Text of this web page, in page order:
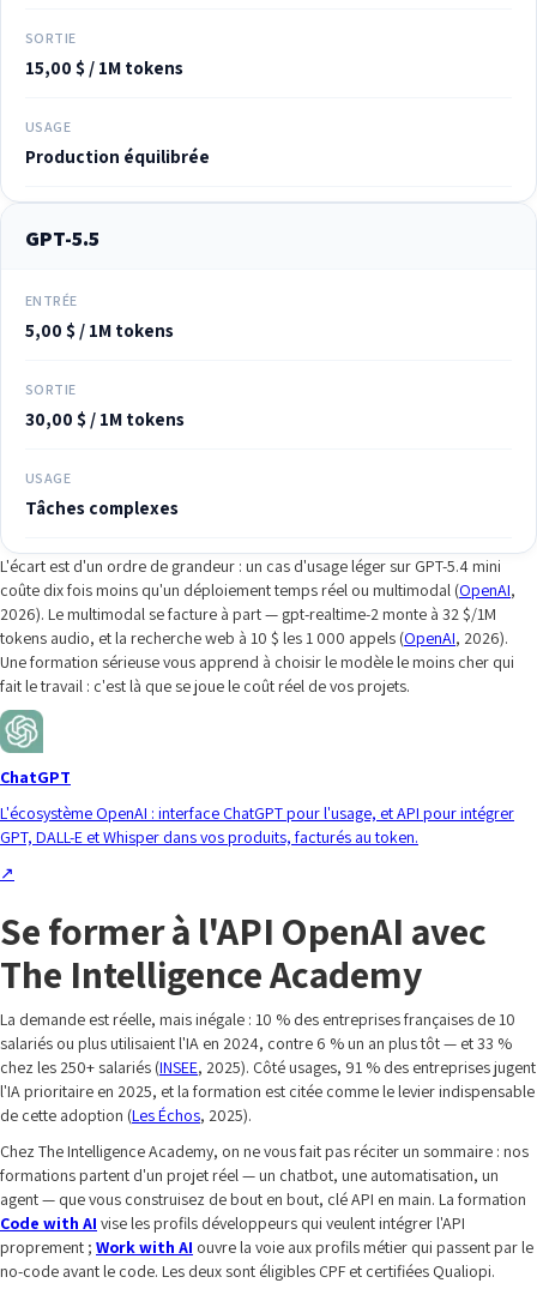
SORTIE
15,00 $ / 1M tokens
USAGE
Production équilibrée
GPT-5.5
ENTRÉE
5,00 $ / 1M tokens
SORTIE
30,00 $ / 1M tokens
USAGE
Tâches complexes
L'écart est d'un ordre de grandeur : un cas d'usage léger sur GPT-5.4 mini
coûte dix fois moins qu'un déploiement temps réel ou multimodal (OpenAI,
2026). Le multimodal se facture à part — gpt-realtime-2 monte à 32 $/1M
tokens audio, et la recherche web à 10 $ les 1 000 appels (OpenAI, 2026).
Une formation sérieuse vous apprend à choisir le modèle le moins cher qui
fait le travail : c'est là que se joue le coût réel de vos projets.
ChatGPT
L'écosystème OpenAI : interface ChatGPT pour l'usage, et API pour intégrer
GPT, DALL-E et Whisper dans vos produits, facturés au token.
↗
Se former à l'API OpenAI avec
The Intelligence Academy
La demande est réelle, mais inégale : 10 % des entreprises françaises de 10
salariés ou plus utilisaient l'IA en 2024, contre 6 % un an plus tôt — et 33 %
chez les 250+ salariés (INSEE, 2025). Côté usages, 91 % des entreprises jugent
l'IA prioritaire en 2025, et la formation est citée comme le levier indispensable
de cette adoption (Les Échos, 2025).
Chez The Intelligence Academy, on ne vous fait pas réciter un sommaire : nos
formations partent d'un projet réel — un chatbot, une automatisation, un
agent — que vous construisez de bout en bout, clé API en main. La formation
Code with AI vise les profils développeurs qui veulent intégrer l'API
proprement ; Work with AI ouvre la voie aux profils métier qui passent par le
no-code avant le code. Les deux sont éligibles CPF et certifiées Qualiopi.